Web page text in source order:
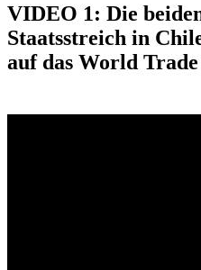
VIDEO 1: Die
Staatsstreich in
auf das World